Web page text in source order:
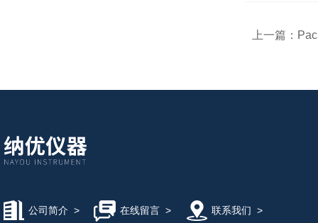
上一篇：
公司简介 > 在线留言> 联系我们 >